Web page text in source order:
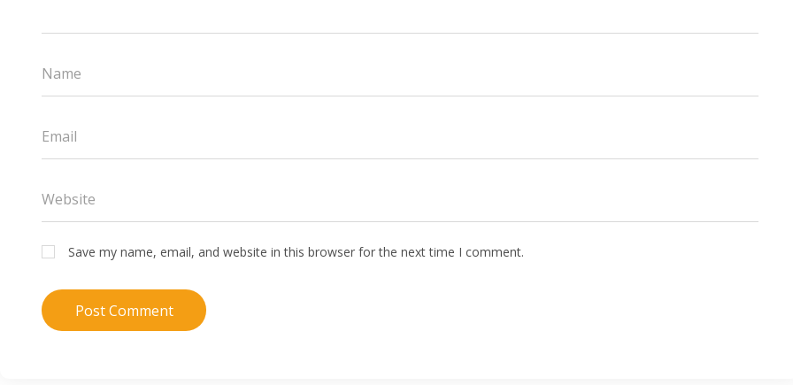
Save my name, email, and website in this browser for the next time I comment.